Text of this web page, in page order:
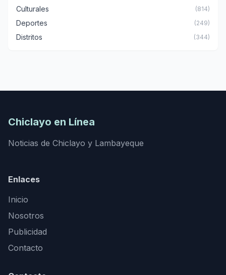
Culturales (814)
Deportes (249)
Distritos (344)
Chiclayo en Línea
Noticias de Chiclayo y Lambayeque
Enlaces
Inicio
Nosotros
Publicidad
Contacto